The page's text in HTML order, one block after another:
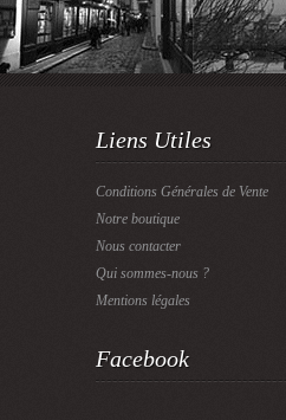
Liens Utiles
Conditions Générales de Vente
Notre boutique
Nous contacter
Qui sommes-nous ?
Mentions légales
Facebook